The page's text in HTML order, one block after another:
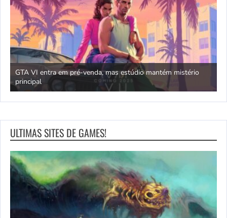
GTA VI entra em pré-venda, mas estúdio mantém mistério
principal
ULTIMAS SITES DE GAMES!